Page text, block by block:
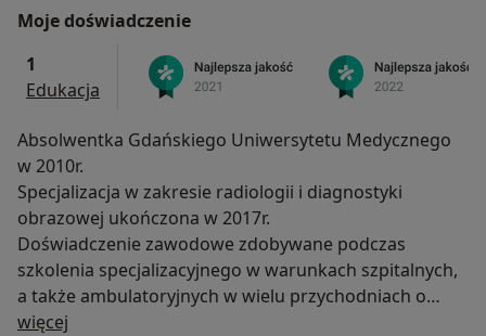
Moje doświadczenie
1
Edukacja
Absolwentka Gdańskiego Uniwersytetu Medycznego
w 2010r.
Specjalizacja w zakresie radiologii i diagnostyki
obrazowej ukończona w 2017r.
Doświadczenie zawodowe zdobywane podczas
szkolenia specjalizacyjnego w warunkach szpitalnych,
a także ambulatoryjnych w wielu przychodniach o
różnym profilu na terenie Trójmiasta i Pruszcza
więcej